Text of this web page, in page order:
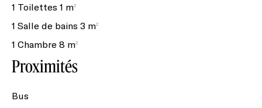
1 Toilettes 1 m²
1 Salle de bains 3 m²
1 Chambre 8 m²
Proximités
Bus